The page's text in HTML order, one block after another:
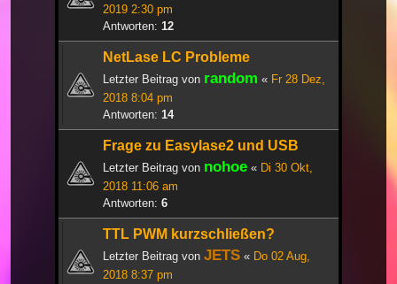
2019 2:30 pm
Antworten: 12
NetLase LC Probleme
Letzter Beitrag von random « Fr 28 Dez,
2018 8:04 pm
Antworten: 14
Frage zu Easylase2 und USB
Letzter Beitrag von nohoe « Di 30 Okt,
2018 11:06 am
Antworten: 6
TTL PWM kurzschließen?
Letzter Beitrag von JETS « Do 02 Aug,
2018 8:37 pm